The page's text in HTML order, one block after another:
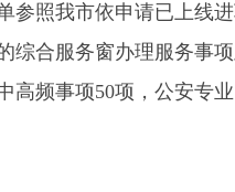
参照我市依申请已上线
综合服务窗办理服务事
高频事项50项，公安专